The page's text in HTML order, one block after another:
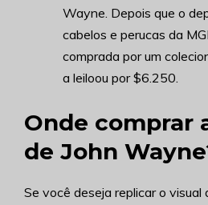
Wayne. Depois que o
cabelos e perucas da
comprada por um
a leiloou por $6.250.
Onde comprar
de John
Se você deseja replicar o visual